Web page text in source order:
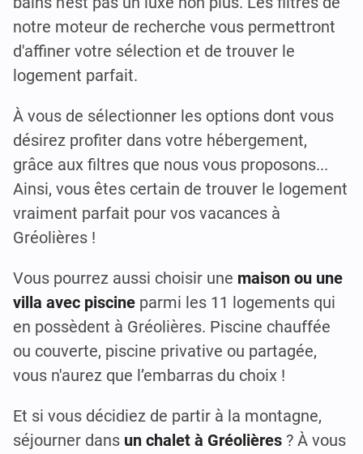
notre moteur de recherche vous permettront
d'affiner votre sélection et de trouver le
logement parfait.
À vous de sélectionner les options dont vous
désirez profiter dans votre hébergement,
grâce aux filtres que nous vous proposons...
Ainsi, vous êtes certain de trouver le logement
vraiment parfait pour vos vacances à
Gréolières !
Vous pourrez aussi choisir une maison ou une
villa avec piscine parmi les 11 logements qui
en possèdent à Gréolières. Piscine chauffée
ou couverte, piscine privative ou partagée,
vous n'aurez que l’embarras du choix !
Et si vous décidiez de partir à la montagne,
séjourner dans un chalet à Gréolières ? À vous